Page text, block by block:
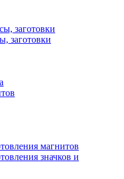
заготовки
заготовки
магнитов
значков и